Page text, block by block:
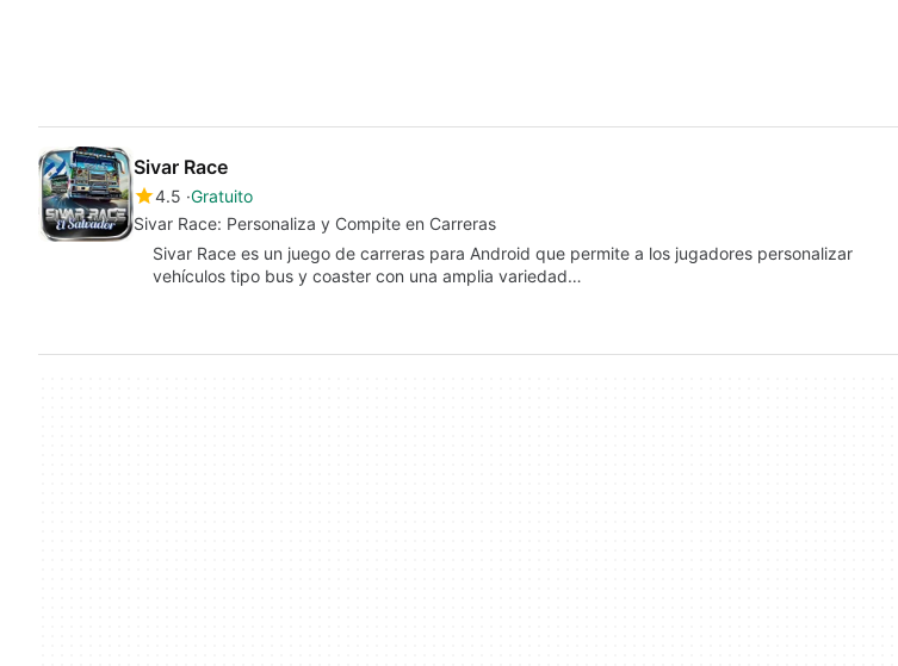
Sivar Race
4.5 Gratuito
Sivar Race: Personaliza y Compite en Carreras
Sivar Race es un juego de carreras para Android que permite a los jugadores personalizar
vehículos tipo bus y coaster con una amplia variedad…